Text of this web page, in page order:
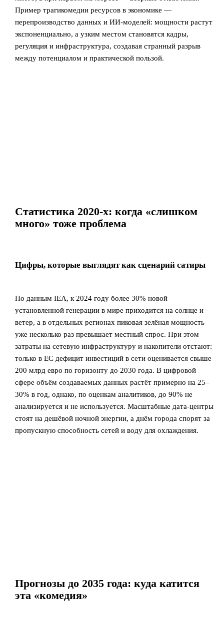
Пример трагикомедии ресурсов в экономике —
перепроизводство данных и ИИ‑моделей: мощности растут
экспоненциально, а узким местом становятся кадры,
регуляция и инфраструктура, создавая странный разрыв
между потенциалом и практической пользой.
Статистика 2020-х: когда «слишком
много» тоже проблема
Цифры, которые выглядят как сценарий сатиры
По данным IEA, к 2024 году более 30% новой
установленной генерации в мире приходится на солнце и
ветер, а в отдельных регионах пиковая зелёная мощность
уже несколько раз превышает местный спрос. При этом
затраты на сетевую инфраструктуру и накопители отстают:
только в ЕС дефицит инвестиций в сети оценивается свыше
200 млрд евро по горизонту до 2030 года. В цифровой
сфере объём создаваемых данных растёт примерно на 25–
30% в год, однако, по оценкам аналитиков, до 90% не
анализируется и не используется. Масштабные дата‑центры
стоят на дешёвой ночной энергии, а днём города спорят за
пропускную способность сетей и воду для охлаждения.
Прогнозы до 2035 года: куда катится
эта «комедия»